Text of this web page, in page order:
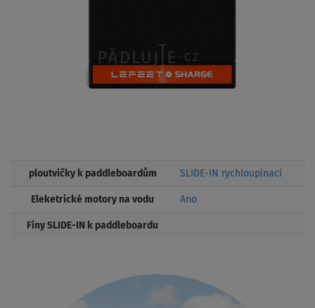
ploutvičky k paddleboardům SLIDE-IN rychloupínací
Eleketrické motory na vodu Ano
Finy SLIDE-IN k paddleboardu